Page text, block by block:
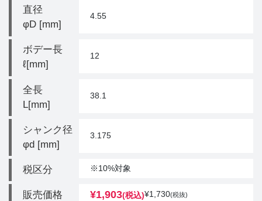
直径
φD [mm]
4.55
ボデー長
ℓ[mm]
12
全長
L[mm]
38.1
シャンク径
φd [mm]
3.175
税区分 ※10%対象
販売価格 ¥1,903(税込)¥1,730(税抜)